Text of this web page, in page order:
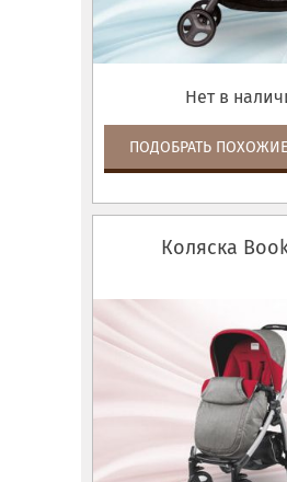
Нет в
ПОДОБРАТЬ
Коляска